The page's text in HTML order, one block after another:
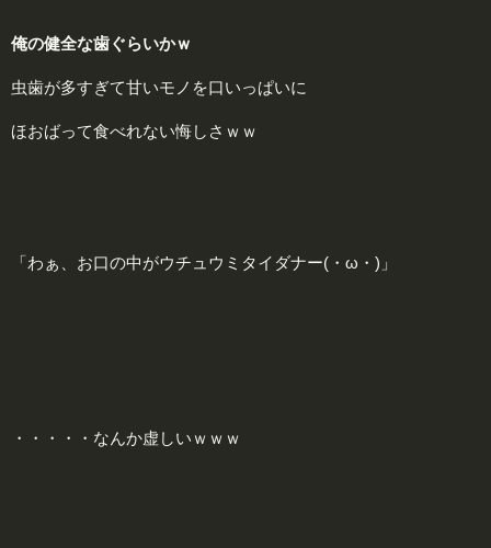
俺の健全な歯ぐらいかｗ
虫歯が多すぎて甘いモノを口いっぱいに
ほおばって食べれない悔しさｗｗ
「わぁ、お口の中がウチュウミタイダナー(・ω・)」
・・・・・なんか虚しいｗｗｗ